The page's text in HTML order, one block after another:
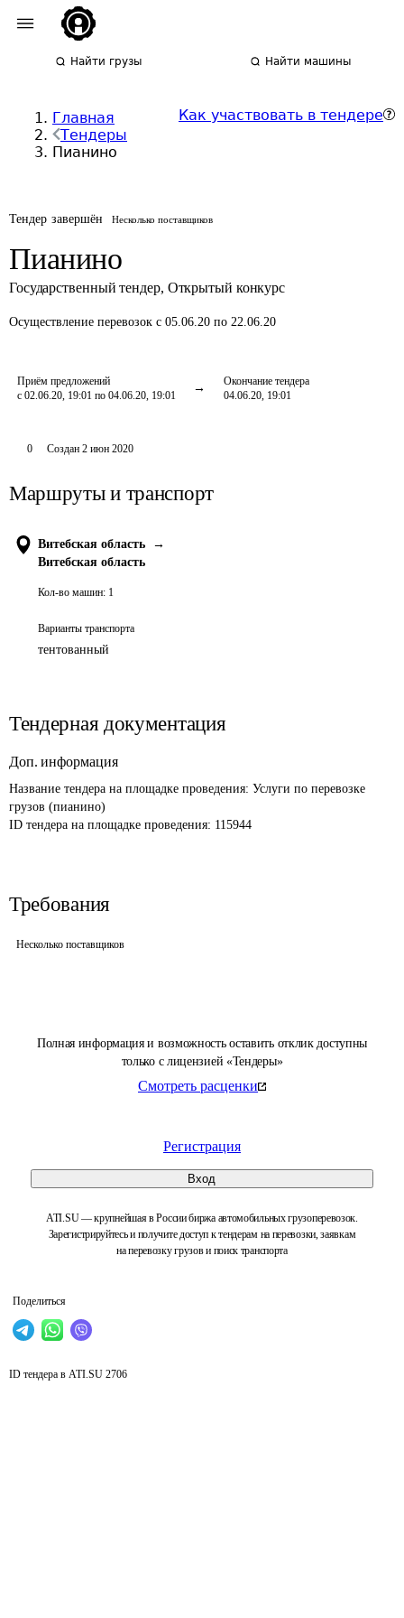
Найти грузы Найти машины
Главная
Тендеры
Пианино
Как участвовать в тендере
Тендер завершён Несколько поставщиков
Пианино
Государственный тендер, Открытый конкурс
Осуществление перевозок с 05.06.20 по 22.06.20
Приём предложений
с 02.06.20, 19:01 по 04.06.20, 19:01
Окончание тендера
04.06.20, 19:01
Полная информация и возможность оставить отклик доступны
только с лицензией «Тендеры»
Смотреть расценки
Регистрация
Вход
ATI.SU — крупнейшая в России биржа автомобильных грузоперевозок.
Зарегистрируйтесь и получите доступ к тендерам на перевозки, заявкам
на перевозку грузов и поиск транспорта
Поделиться
0 Создан 2 июн 2020
Маршруты и транспорт
Витебская область
→
Витебская область
Кол-во машин: 1
Варианты транспорта
тентованный
Тендерная документация
Доп. информация
Название тендера на площадке проведения: Услуги по перевозке
грузов (пианино)
ID тендера на площадке проведения: 115944
Требования
Несколько поставщиков
ID тендера в ATI.SU 2706